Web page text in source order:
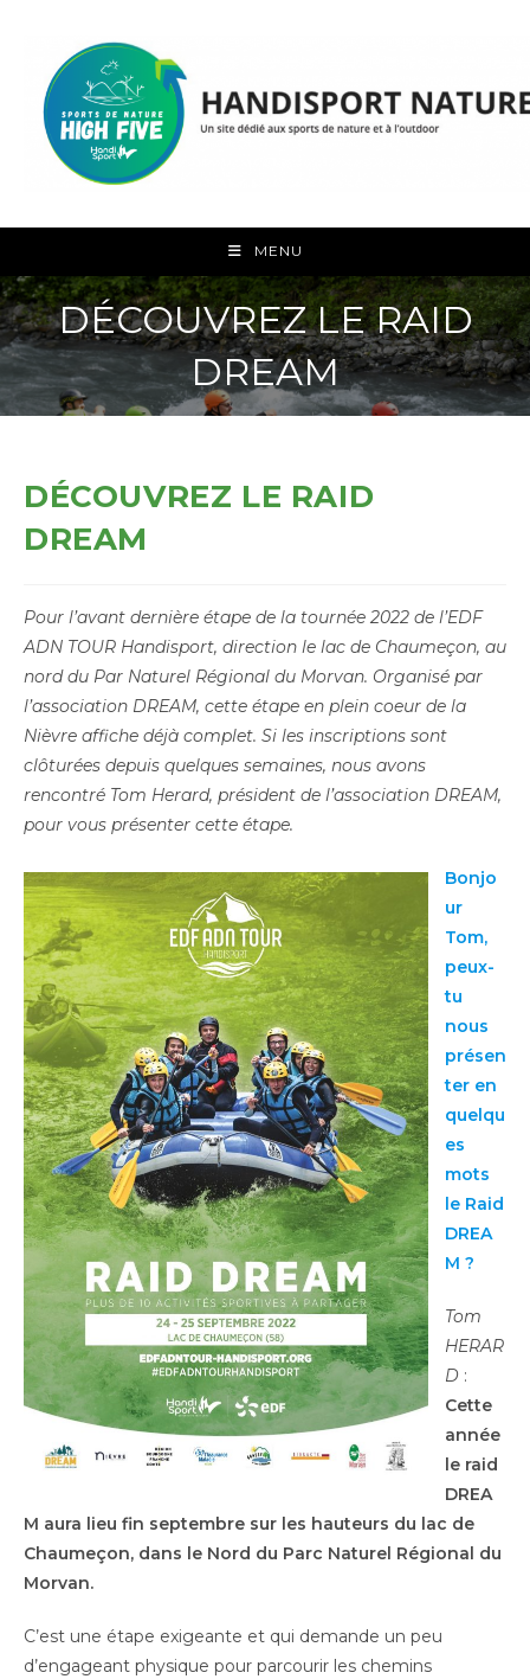
content
MENU
DÉCOUVREZ LE RAID
DREAM
DÉCOUVREZ LE RAID
DREAM
Pour l’avant dernière étape de la tournée 2022 de l’EDF
ADN TOUR Handisport, direction le lac de Chaumeçon, au
nord du Par Naturel Régional du Morvan. Organisé par
l’association DREAM, cette étape en plein coeur de la
Nièvre affiche déjà complet. Si les inscriptions sont
clôturées depuis quelques semaines, nous avons
rencontré Tom Herard, président de l’association DREAM,
pour vous présenter cette étape.
Bonjo
ur
Tom,
peux-
tu
nous
présen
ter en
quelqu
es
mots
le Raid
DREA
M ?
Tom
HERAR
D :
Cette
année
le raid
DREA
M aura lieu fin septembre sur les hauteurs du lac de
Chaumeçon, dans le Nord du Parc Naturel Régional du
Morvan.
C’est une étape exigeante et qui demande un peu
d’engageant physique pour parcourir les chemins